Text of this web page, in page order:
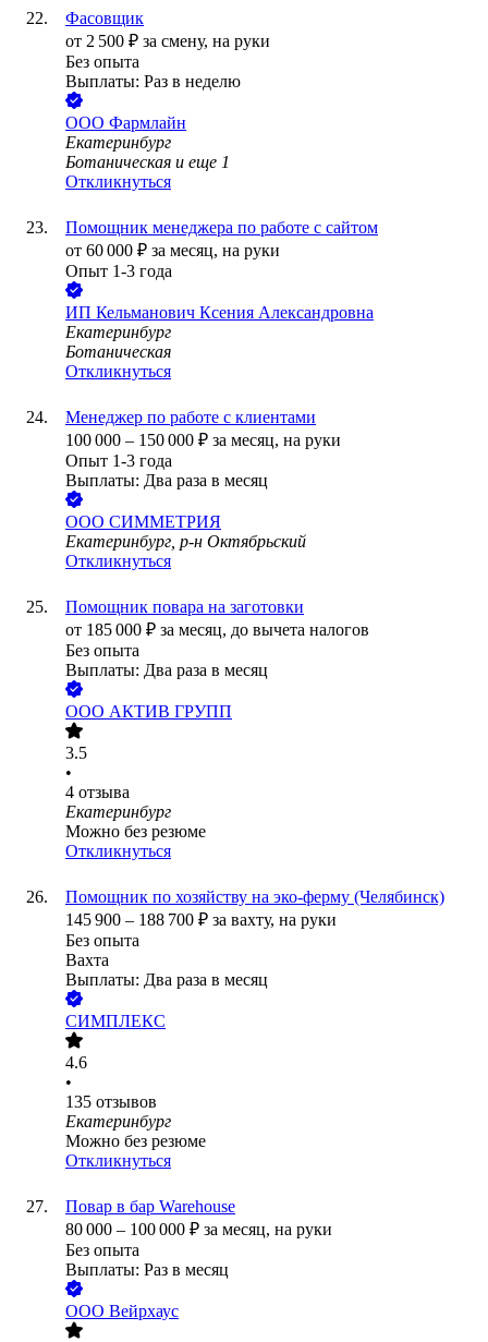
Фасовщик
от 2 500 ₽ за смену, на руки
Без опыта
Выплаты: Раз в неделю
ООО Фармлайн
Екатеринбург
Ботаническая и еще 1
Откликнуться
Помощник менеджера по работе с сайтом
от 60 000 ₽ за месяц, на руки
Опыт 1-3 года
ИП Кельманович Ксения Александровна
Екатеринбург
Ботаническая
Откликнуться
Менеджер по работе с клиентами
100 000 – 150 000 ₽ за месяц, на руки
Опыт 1-3 года
Выплаты: Два раза в месяц
ООО СИММЕТРИЯ
Екатеринбург, р-н Октябрьский
Откликнуться
Помощник повара на заготовки
от 185 000 ₽ за месяц, до вычета налогов
Без опыта
Выплаты: Два раза в месяц
ООО АКТИВ ГРУПП
3.5
•
4 отзыва
Екатеринбург
Можно без резюме
Откликнуться
Помощник по хозяйству на эко-ферму (Челябинск)
145 900 – 188 700 ₽ за вахту, на руки
Без опыта
Вахта
Выплаты: Два раза в месяц
СИМПЛЕКС
4.6
•
135 отзывов
Екатеринбург
Можно без резюме
Откликнуться
Повар в бар Warehouse
80 000 – 100 000 ₽ за месяц, на руки
Без опыта
Выплаты: Раз в месяц
ООО Вейрхаус